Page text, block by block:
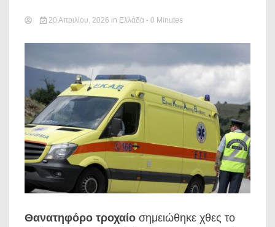
20 Απριλίου, 2026 in Ελλάδα - 0 Minutes
Θανατηφόρο τροχαίο σημειώθηκε χθες το